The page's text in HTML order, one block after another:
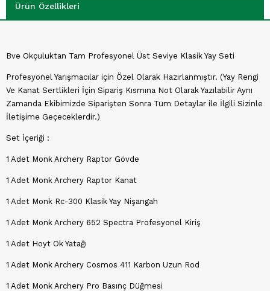
Ürün Özellikleri
Bve Okçuluktan Tam Profesyonel Üst Seviye Klasik Yay Seti
Profesyonel Yarışmacılar için Özel Olarak Hazırlanmıştır. (Yay Rengi
Ve Kanat Sertlikleri İçin Sipariş Kısmına Not Olarak Yazılabilir Aynı
Zamanda Ekibimizde Siparişten Sonra Tüm Detaylar ile İlgili Sizinle
İletişime Geçeceklerdir.)
Set İçeriği :
1 Adet Monk Archery Raptor Gövde
1 Adet Monk Archery Raptor Kanat
1 Adet Monk Rc-300 Klasik Yay Nişangah
1 Adet Monk Archery 652 Spectra Profesyonel Kiriş
1 Adet Hoyt Ok Yatağı
1 Adet Monk Archery Cosmos 411 Karbon Uzun Rod
1 Adet Monk Archery Pro Basınç Düğmesi